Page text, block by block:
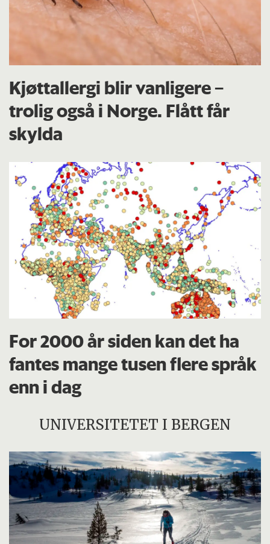
Kjøttallergi blir vanligere –
trolig også i Norge. Flått får
skylda
For 2000 år siden kan det ha
fantes mange tusen flere språk
enn i dag
UNIVERSITETET I BERGEN